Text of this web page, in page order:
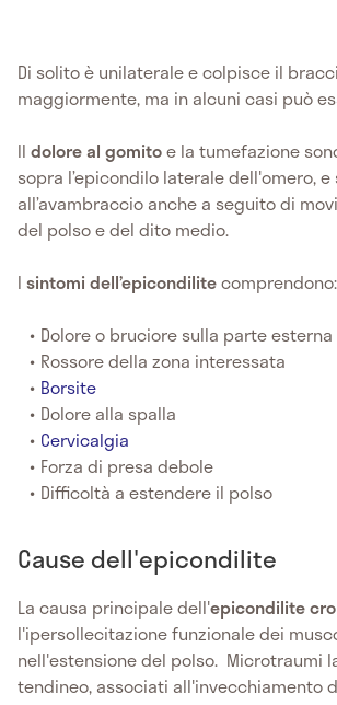
Di solito è unilaterale e colpisce il
maggiormente, ma in alcuni casi può
Il dolore al gomitoe la tumefazione
sopra l’epicondilo laterale dell'omero,
all’avambraccio anche a seguito di
del polso e del dito medio.
I sintomi dell’epicondilitecomprendono:
Dolore o bruciore sulla parte
Rossore della zona interessata
Borsite
Dolore alla spalla
Cervicalgia
Forza di presa debole
Difficoltà a estendere il polso
Cause dell'epicondilite
La causa principale dell'epicondilite
l'ipersollecitazione funzionale dei
nell'estensione del polso. Microtraumi
tendineo, associati all'invecchiamento